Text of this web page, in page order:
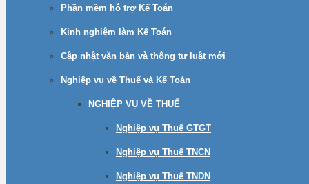
Phần mềm hỗ trợ Kế Toán
Kinh nghiệm làm Kế Toán
Cập nhật văn bản và thông tư luật mới
Nghiệp vụ về Thuế và Kế Toán
NGHIỆP VỤ VỀ THUẾ
Nghiệp vụ Thuế GTGT
Nghiệp vụ Thuế TNCN
Nghiệp vụ Thuế TNDN